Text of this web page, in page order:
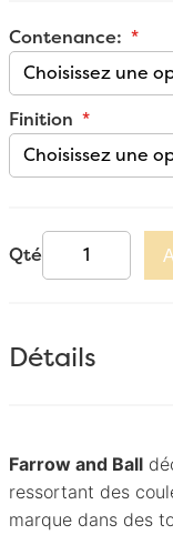
Contenance:
Finition
Qté
Détails
Farrow and Ball
ressortant des
marque dans des